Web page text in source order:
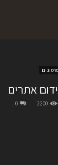
אתרים
-
2200
0